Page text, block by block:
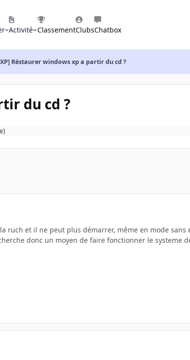
Activité ClassementClubsChatbox
Réstaurer windows xp a partir du cd ?
du cd ?
ruch et il ne peut plus démarrer, même en mode
donc un moyen de faire fonctionner le